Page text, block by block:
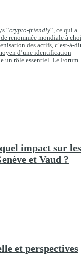
“crypto-friendly“, ce qui a
renommée mondiale à
des actifs, c’est-à-
d’une identification
un rôle essentiel. Le Forum
impact sur les
et Vaud ?
et perspectives